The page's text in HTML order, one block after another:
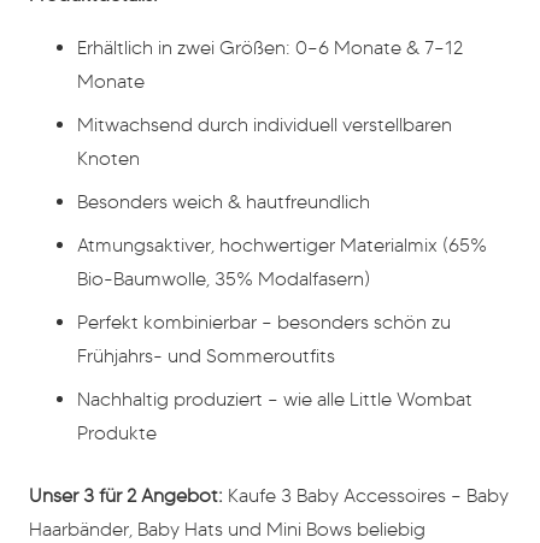
Erhältlich in zwei Größen: 0–6 Monate & 7–12
Monate
Mitwachsend durch individuell verstellbaren
Knoten
Besonders weich & hautfreundlich
Atmungsaktiver, hochwertiger Materialmix (65%
Bio-Baumwolle, 35% Modalfasern)
Perfekt kombinierbar – besonders schön zu
Frühjahrs- und Sommeroutfits
Nachhaltig produziert – wie alle Little Wombat
Produkte
Unser 3 für 2 Angebot: Kaufe 3 Baby Accessoires – Baby
Haarbänder, Baby Hats und Mini Bows beliebig